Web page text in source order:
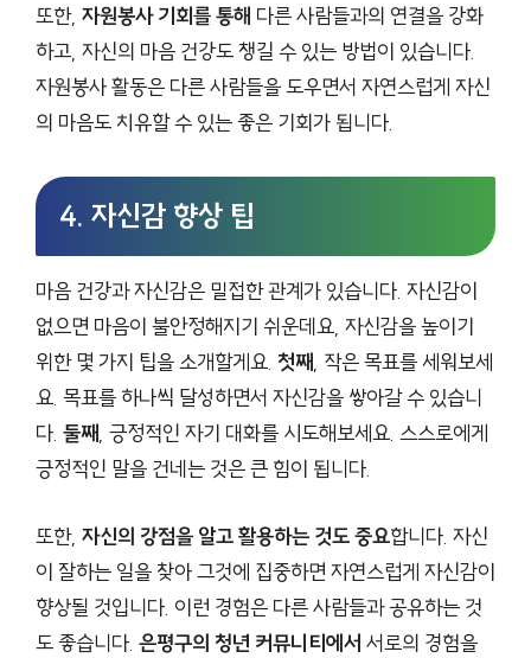
또한, 자원봉사 기회를 통해 다른 사람들과의 연결을 강화
하고, 자신의 마음 건강도 챙길 수 있는 방법이 있습니다.
자원봉사 활동은 다른 사람들을 도우면서 자연스럽게 자신
의 마음도 치유할 수 있는 좋은 기회가 됩니다.
4. 자신감 향상 팁
마음 건강과 자신감은 밀접한 관계가 있습니다. 자신감이
없으면 마음이 불안정해지기 쉬운데요, 자신감을 높이기
위한 몇 가지 팁을 소개할게요. 첫째, 작은 목표를 세워보세
요. 목표를 하나씩 달성하면서 자신감을 쌓아갈 수 있습니
다. 둘째, 긍정적인 자기 대화를 시도해보세요. 스스로에게
긍정적인 말을 건네는 것은 큰 힘이 됩니다.
또한, 자신의 강점을 알고 활용하는 것도 중요합니다. 자신
이 잘하는 일을 찾아 그것에 집중하면 자연스럽게 자신감이
향상될 것입니다. 이런 경험은 다른 사람들과 공유하는 것
도 좋습니다. 은평구의 청년 커뮤니티에서 서로의 경험을